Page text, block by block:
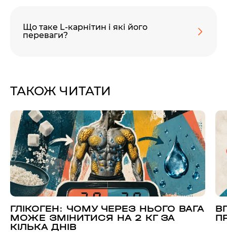
Що таке L-карнітин і які його
переваги?
ТАКОЖ ЧИТАТИ
ГЛІКОГЕН: ЧОМУ ЧЕРЕЗ НЬОГО ВАГА
МОЖЕ ЗМІНИТИСЯ НА 2 КГ ЗА
КІЛЬКА ДНІВ